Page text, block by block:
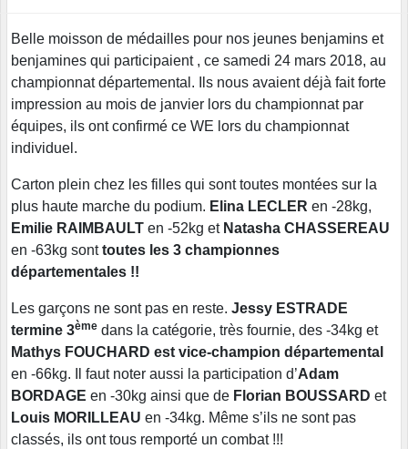
Belle moisson de médailles pour nos jeunes benjamins et
benjamines qui participaient , ce samedi 24 mars 2018, au
championnat départemental. Ils nous avaient déjà fait forte
impression au mois de janvier lors du championnat par
équipes, ils ont confirmé ce WE lors du championnat
individuel.
Carton plein chez les filles qui sont toutes montées sur la
plus haute marche du podium. Elina LECLER en -28kg,
Emilie RAIMBAULT en -52kg et Natasha CHASSEREAU
en -63kg sonttoutes les 3 championnes
départementales !!
Les garçons ne sont pas en reste. Jessy ESTRADE
termine 3ème dans la catégorie, très fournie, des -34kg et
Mathys FOUCHARD est vice-champion départemental
en -66kg. Il faut noter aussi la participation d’Adam
BORDAGE en -30kg ainsi que de Florian BOUSSARD et
Louis MORILLEAU en -34kg. Même s’ils ne sont pas
classés, ils ont tous remporté un combat !!!